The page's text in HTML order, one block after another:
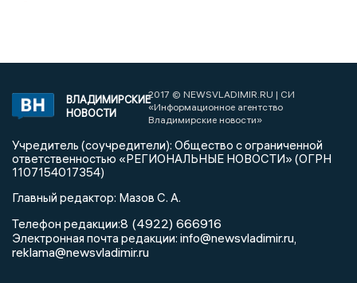
ВЛАДИМИРСКИЕ
НОВОСТИ
2017 © NEWSVLADIMIR.RU | СИ
«Информационное агентство
Владимирские новости»
Учредитель (соучредители): Общество с ограниченной
ответственностью «РЕГИОНАЛЬНЫЕ НОВОСТИ» (ОГРН
1107154017354)
Главный редактор: Мазов С. А.
Телефон редакции:8 (4922) 666916
Электронная почта редакции: info@newsvladimir.ru,
reklama@newsvladimir.ru